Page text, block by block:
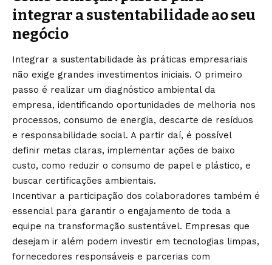
integrar a sustentabilidade ao seu
negócio
Integrar a sustentabilidade às práticas empresariais
não exige grandes investimentos iniciais. O primeiro
passo é realizar um diagnóstico ambiental da
empresa, identificando oportunidades de melhoria nos
processos, consumo de energia, descarte de resíduos
e responsabilidade social. A partir daí, é possível
definir metas claras, implementar ações de baixo
custo, como reduzir o consumo de papel e plástico, e
buscar certificações ambientais.
Incentivar a participação dos colaboradores também é
essencial para garantir o engajamento de toda a
equipe na transformação sustentável. Empresas que
desejam ir além podem investir em tecnologias limpas,
fornecedores responsáveis e parcerias com